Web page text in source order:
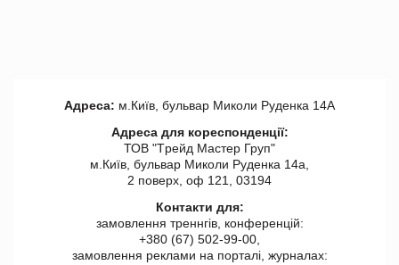
Адреса: м.Київ, бульвар Миколи Руденка 14А
Адреса для кореспонденції:
ТОВ "Tрейд Мастер Груп"
м.Київ, бульвар Миколи Руденка 14а,
2 поверх, оф 121, 03194
Контакти для:
замовлення треннгів, конференцій:
+380 (67) 502-99-00,
замовлення реклами на порталі, журналах: